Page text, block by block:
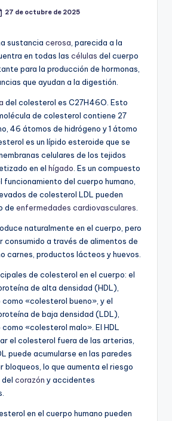
27 de octubre de 2025
sustancia cerosa , parecida a la
en todas las células del cuerpo
para la producción de hormonas,
que ayudan a la digestión.
del colesterol es C27H46O. Esto
de colesterol contiene 27
46 átomos de hidrógeno y 1 átomo
es un lípido esteroide que se
celulares de los tejidos
en el hígado . Es un compuesto
del cuerpo humano,
de colesterol LDL pueden
de enfermedades cardiovasculares
naturalmente en el cuerpo, pero
consumido a través de alimentos de
carnes, productos lácteos y huevos.
de colesterol en el cuerpo: el
de alta densidad (HDL),
«colesterol bueno», y el
de baja densidad (LDL),
«colesterol malo». El HDL
el colesterol fuera de las arterias,
puede acumularse en las paredes
bloqueos, lo que aumenta el riesgo
corazón y accidentes
en el cuerpo humano pueden